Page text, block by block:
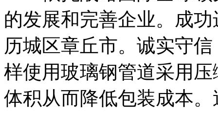
的发展和完善企业。成
历城区章丘市。诚实守
样使用玻璃钢管道采用
体积从而降低包装成本